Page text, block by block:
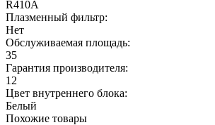
R410A
Плазменный фильтр:
Нет
Обслуживаемая площадь:
35
Гарантия производителя:
12
Цвет внутреннего блока:
Белый
Похожие товары